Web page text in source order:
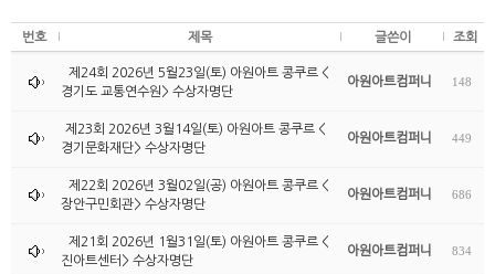
번호 제목 글쓴이 조회
제24회 2026년 5월23일(토) 아원아트 콩쿠르 <
경기도 교통연수원> 수상자명단
아원아트컴퍼니 148
제23회 2026년 3월14일(토) 아원아트 콩쿠르 <
경기문화재단> 수상자명단
아원아트컴퍼니 449
제22회 2026년 3월02일(공) 아원아트 콩쿠르 <
장안구민회관> 수상자명단
아원아트컴퍼니 686
제21회 2026년 1월31일(토) 아원아트 콩쿠르 <
진아트센터> 수상자명단
아원아트컴퍼니 834